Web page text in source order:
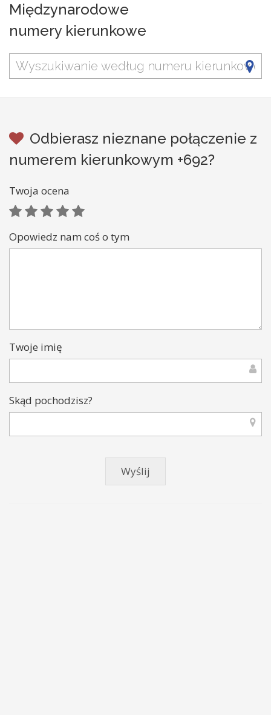
Międzynarodowe
numery kierunkowe
Odbierasz nieznane połączenie z
numerem kierunkowym +692?
Twoja ocena
Opowiedz nam coś o tym
Twoje imię
Skąd pochodzisz?